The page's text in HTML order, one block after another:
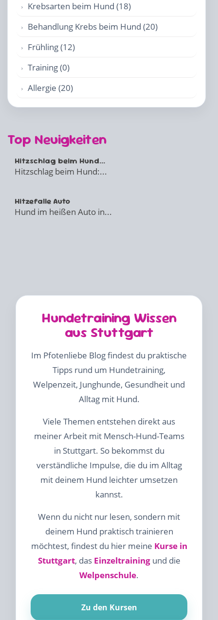
Krebsarten beim Hund (18)
Behandlung Krebs beim Hund (20)
Frühling (12)
Training (0)
Allergie (20)
Top Neuigkeiten
Hitzschlag beim Hund...
Hitzschlag beim Hund:...
Hitzefalle Auto
Hund im heißen Auto in...
Hundetraining Wissen
aus Stuttgart
Im Pfotenliebe Blog findest du praktische
Tipps rund um Hundetraining,
Welpenzeit, Junghunde, Gesundheit und
Alltag mit Hund.
Viele Themen entstehen direkt aus
meiner Arbeit mit Mensch-Hund-Teams
in Stuttgart. So bekommst du
verständliche Impulse, die du im Alltag
mit deinem Hund leichter umsetzen
kannst.
Wenn du nicht nur lesen, sondern mit
deinem Hund praktisch trainieren
möchtest, findest du hier meine Kurse in
Stuttgart, das Einzeltrainingund die
Welpenschule.
Zu den Kursen